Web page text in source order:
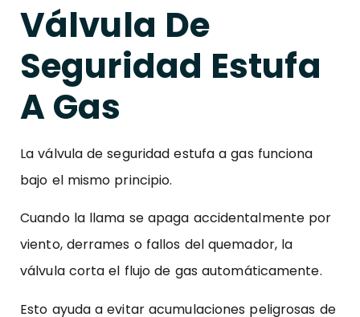
Válvula De
Seguridad Estufa
A Gas
La válvula de seguridad estufa a gas funciona
bajo el mismo principio.
Cuando la llama se apaga accidentalmente por
viento, derrames o fallos del quemador, la
válvula corta el flujo de gas automáticamente.
Esto ayuda a evitar acumulaciones peligrosas de